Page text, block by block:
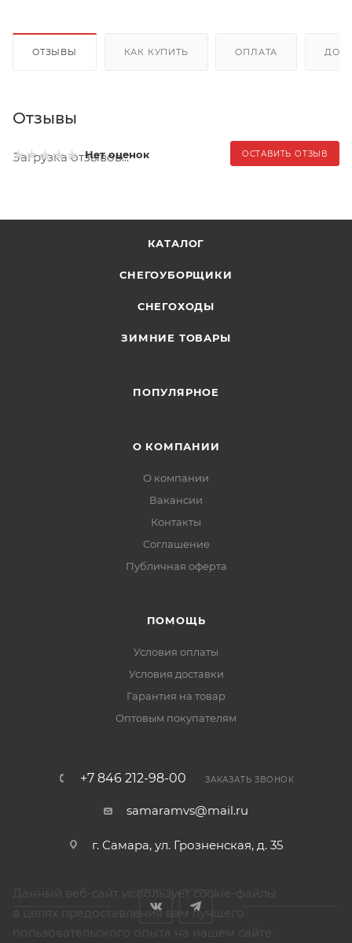
ОТЗЫВЫ КАК КУПИТЬ ОПЛАТА
Отзывы
Нет оценок ОСТАВИТЬ ОТЗЫВ
Загрузка отзывов...
КАТАЛОГ
СНЕГОУБОРЩИКИ
СНЕГОХОДЫ
ЗИМНИЕ ТОВАРЫ
ПОПУЛЯРНОЕ
О КОМПАНИИ
О компании
Вакансии
Контакты
Соглашение
Публичная оферта
ПОМОЩЬ
Условия оплаты
Условия доставки
Гарантия на товар
Оптовым покупателям
+7 846 212-98-00 ЗАКАЗАТЬ ЗВОНОК
samaramvs@mail.ru
г. Самара, ул. Грозненская, д. 35
Данный веб-сайт использует cookie-файлы
в целях предоставления вам лучшего
пользовательского опыта на нашем сайте.